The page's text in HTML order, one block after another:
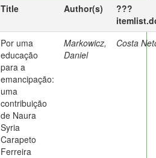
Title Author(s)
???
Por uma
educação
para a
emancipação:
uma
contribuição
de Naura
Syria
Carapeto
Ferreira
Markowicz,
Daniel
Costa